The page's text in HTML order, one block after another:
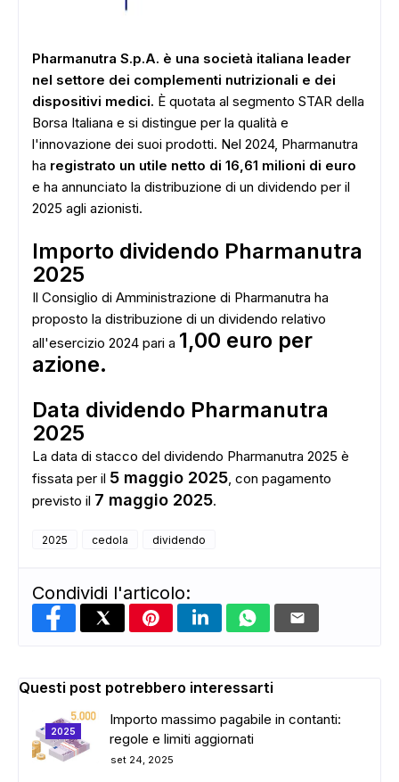
Pharmanutra S.p.A. è una società italiana leader
nel settore dei complementi nutrizionali e dei
dispositivi medici. È quotata al segmento STAR della
Borsa Italiana e si distingue per la qualità e
l'innovazione dei suoi prodotti. Nel 2024, Pharmanutra
ha registrato un utile netto di 16,61 milioni di euro
e ha annunciato la distribuzione di un dividendo per il
2025 agli azionisti.
Importo dividendo Pharmanutra
2025
Il Consiglio di Amministrazione di Pharmanutra ha
proposto la distribuzione di un dividendo relativo
all'esercizio 2024 pari a 1,00 euro per
azione.
Data dividendo Pharmanutra
2025
La data di stacco del dividendo Pharmanutra 2025 è
fissata per il 5 maggio 2025, con pagamento
previsto il 7 maggio 2025.
2025 cedola dividendo
Condividi l'articolo:
Questi post potrebbero interessarti
2025
Importo massimo pagabile in contanti:
regole e limiti aggiornati
set 24, 2025